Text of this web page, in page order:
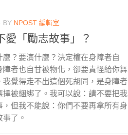
BY NPOST 編輯室
愛「勵志故事」？
？要演什麼？決定權在身障者自
者也自甘被物化，卻要責怪給你舞
覺得走不出這個死胡同，是身障者
被綑綁了。我可以說：請不要把我
但我不能說：你們不要再拿所有身
了。